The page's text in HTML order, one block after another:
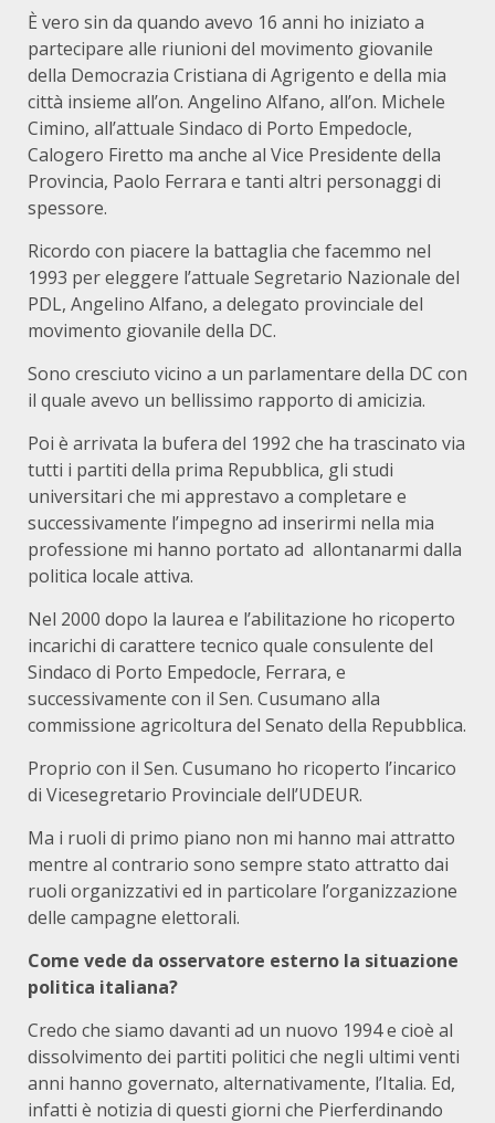
È vero sin da quando avevo 16 anni ho iniziato a
partecipare alle riunioni del movimento giovanile
della Democrazia Cristiana di Agrigento e della mia
città insieme all’on. Angelino Alfano, all’on. Michele
Cimino, all’attuale Sindaco di Porto Empedocle,
Calogero Firetto ma anche al Vice Presidente della
Provincia, Paolo Ferrara e tanti altri personaggi di
spessore.
Ricordo con piacere la battaglia che facemmo nel
1993 per eleggere l’attuale Segretario Nazionale del
PDL, Angelino Alfano, a delegato provinciale del
movimento giovanile della DC.
Sono cresciuto vicino a un parlamentare della DC con
il quale avevo un bellissimo rapporto di amicizia.
Poi è arrivata la bufera del 1992 che ha trascinato via
tutti i partiti della prima Repubblica, gli studi
universitari che mi apprestavo a completare e
successivamente l’impegno ad inserirmi nella mia
professione mi hanno portato ad allontanarmi dalla
politica locale attiva.
Nel 2000 dopo la laurea e l’abilitazione ho ricoperto
incarichi di carattere tecnico quale consulente del
Sindaco di Porto Empedocle, Ferrara, e
successivamente con il Sen. Cusumano alla
commissione agricoltura del Senato della Repubblica.
Proprio con il Sen. Cusumano ho ricoperto l’incarico
di Vicesegretario Provinciale dell’UDEUR.
Ma i ruoli di primo piano non mi hanno mai attratto
mentre al contrario sono sempre stato attratto dai
ruoli organizzativi ed in particolare l’organizzazione
delle campagne elettorali.
Come vede da osservatore esterno la situazione
politica italiana?
Credo che siamo davanti ad un nuovo 1994 e cioè al
dissolvimento dei partiti politici che negli ultimi venti
anni hanno governato, alternativamente, l’Italia. Ed,
infatti è notizia di questi giorni che Pierferdinando